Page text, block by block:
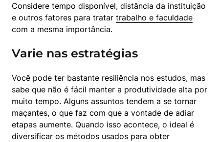
Considere tempo disponível, distância da instituição
e outros fatores para tratar trabalho e faculdade
com a mesma importância.
Varie nas estratégias
Você pode ter bastante resiliência nos estudos, mas
sabe que não é fácil manter a produtividade alta por
muito tempo. Alguns assuntos tendem a se tornar
maçantes, o que faz com que a vontade de adiar
etapas aumente. Quando isso acontece, o ideal é
diversificar os métodos usados para obter